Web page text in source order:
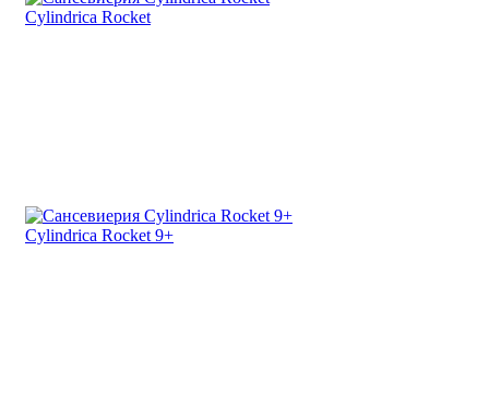
Cylindrica Rocket
Cylindrica Rocket 9+